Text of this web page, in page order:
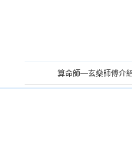
算命師—玄燊師傅介